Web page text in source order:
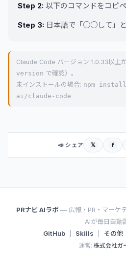
Step 2: 以下のコマンドをコピ
Step 3: 日本語で「○○して」
Claude Code バージョン 1.0.33以上
version で確認）。
未インストールの場合: npm
ai/claude-code
📣 シェア 𝕏 f
PRナビ AIラボ — 広報・PR・マーケ
AIが毎日自動
GitHub| Skills その他
運営: 株式会社ガ